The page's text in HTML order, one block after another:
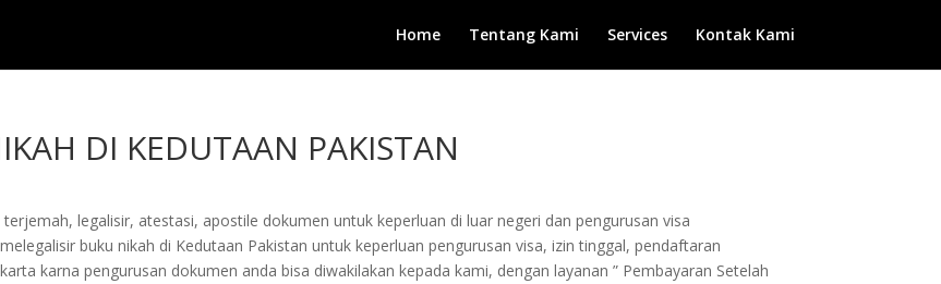
Home Tentang Kami Services Kontak Kami
DI KEDUTAAN PAKISTAN
legalisir, atestasi, apostile dokumen untuk keperluan di luar negeri dan pengurusan visa
buku nikah di Kedutaan Pakistan untuk keperluan pengurusan visa, izin tinggal, pendaftaran
karna pengurusan dokumen anda bisa diwakilakan kepada kami, dengan layanan ” Pembayaran Setelah